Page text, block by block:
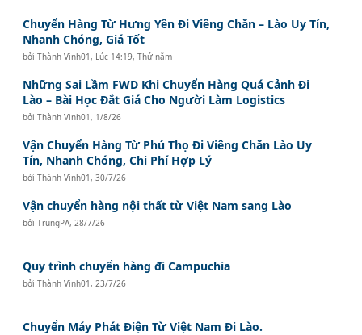
Chuyển Hàng Từ Hưng Yên Đi Viêng Chăn – Lào Uy Tín,
Nhanh Chóng, Giá Tốt
bởiThành Vinh01, Lúc 14:19, Thứ năm
Những Sai Lầm FWD Khi Chuyển Hàng Quá Cảnh Đi
Lào – Bài Học Đắt Giá Cho Người Làm Logistics
bởiThành Vinh01, 1/8/26
Vận Chuyển Hàng Từ Phú Thọ Đi Viêng Chăn Lào Uy
Tín, Nhanh Chóng, Chi Phí Hợp Lý
bởiThành Vinh01,30/7/26
Vận chuyển hàng nội thất từ Việt Nam sang Lào
bởiTrungPA,28/7/26
Quy trình chuyển hàng đi Campuchia
bởiThành Vinh01,23/7/26
Chuyển Máy Phát Điện Từ Việt Nam Đi Lào.